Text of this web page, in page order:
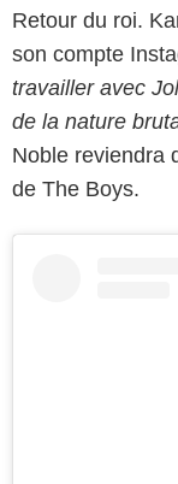
Retour du roi.
son compte
travailler avec
de la nature
Noble reviendra
de The Boys.